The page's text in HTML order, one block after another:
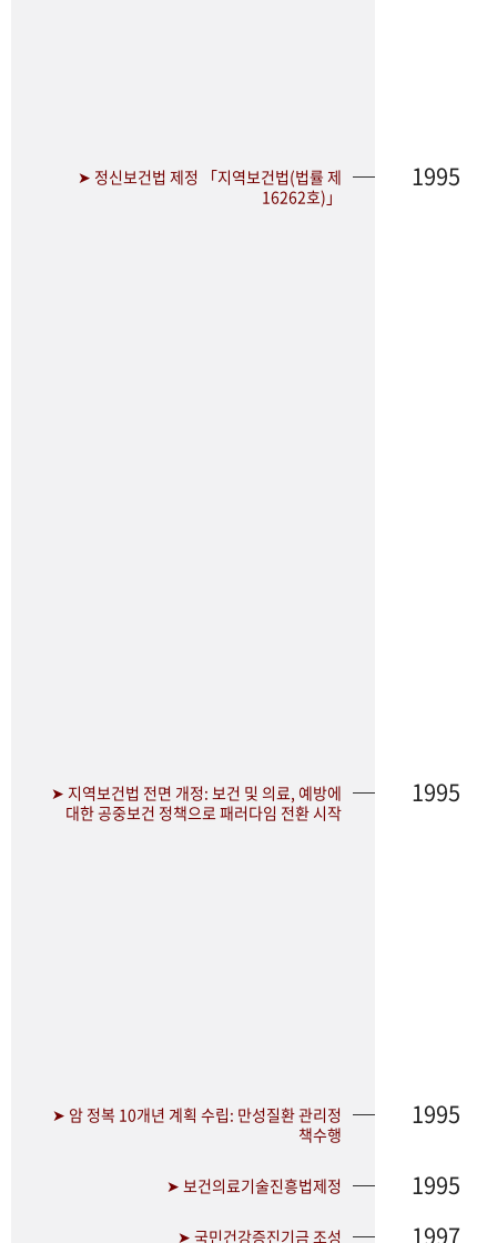
➤ 정신보건법 제정 「지역보건법(법률 제
16262호)」
1995
➤ 지역보건법 전면 개정: 보건 및 의료, 예방에
대한 공중보건 정책으로 패러다임 전환 시작
1995
➤ 암 정복 10개년 계획 수립: 만성질환 관리정
책수행
1995
➤ 보건의료기술진흥법제정 1995
➤ 국민건강증진기금 조성 1997